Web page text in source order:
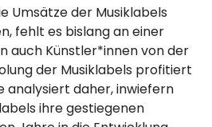
Umsätze der Musiklabels
fehlt es bislang an einer
auch Künstler*innen von der
der Musiklabels profitiert
analysiert daher, inwiefern
ihre gestiegenen